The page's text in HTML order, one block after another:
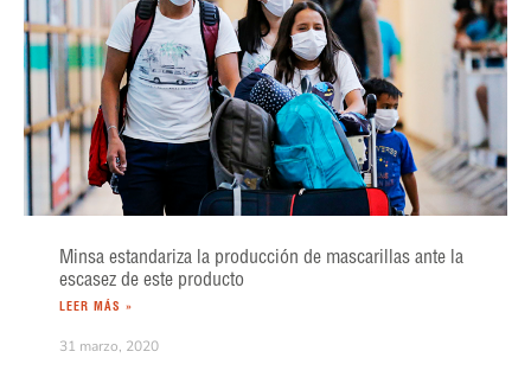
Minsa estandariza la producción de mascarillas ante la
escasez de este producto
LEER MÁS »
31 marzo, 2020